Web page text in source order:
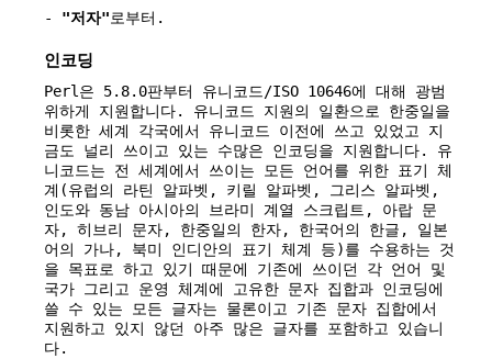
- "저자"로부터.
인코딩
Perl은 5.8.0판부터 유니코드/ISO 10646에 대해 광범
위하게 지원합니다. 유니코드 지원의 일환으로 한중일을
비롯한 세계 각국에서 유니코드 이전에 쓰고 있었고 지
금도 널리 쓰이고 있는 수많은 인코딩을 지원합니다. 유
니코드는 전 세계에서 쓰이는 모든 언어를 위한 표기 체
계(유럽의 라틴 알파벳, 키릴 알파벳, 그리스 알파벳,
인도와 동남 아시아의 브라미 계열 스크립트, 아랍 문
자, 히브리 문자, 한중일의 한자, 한국어의 한글, 일본
어의 가나, 북미 인디안의 표기 체계 등)를 수용하는 것
을 목표로 하고 있기 때문에 기존에 쓰이던 각 언어 및
국가 그리고 운영 체계에 고유한 문자 집합과 인코딩에
쓸 수 있는 모든 글자는 물론이고 기존 문자 집합에서
지원하고 있지 않던 아주 많은 글자를 포함하고 있습니
다.